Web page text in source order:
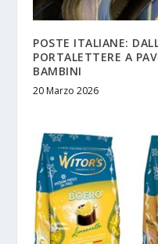
POSTE ITALIANE:
PORTALETTERE A
BAMBINI
20 Marzo 2026